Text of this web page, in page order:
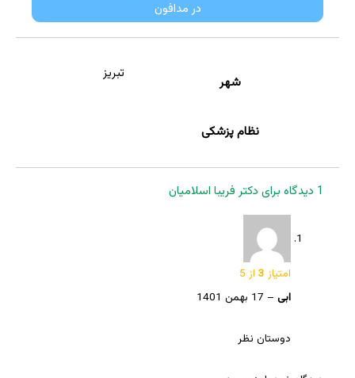
در مدافون
شهر
تبریز
نظام پزشکی
1 دیدگاه برای دکتر فریبا اسلامیان
امتیاز 3 از 5
ابی – 17 بهمن 1401
دوستان نظر